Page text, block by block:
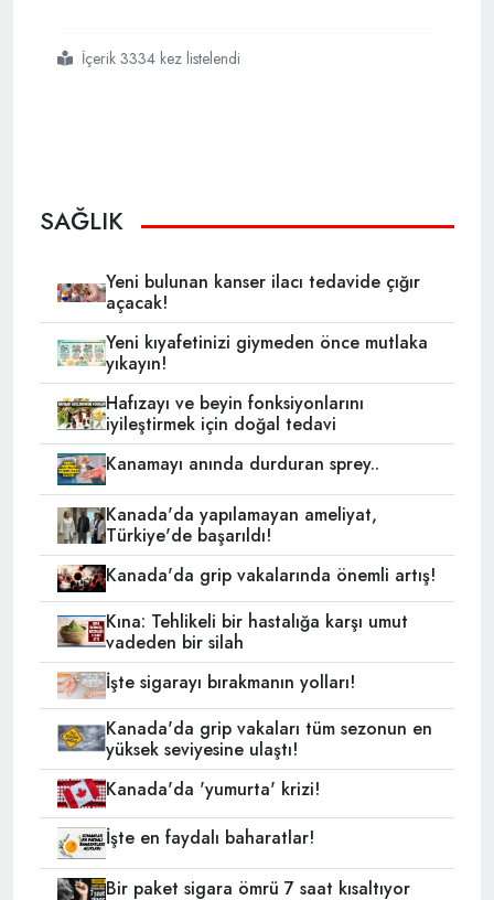
#tam
#da
#beni
#tarif
#ediyor
#diyeceğiniz
#hastalık
#fibromiyalji
İçerik 3334 kez listelendi
SAĞLIK
Yeni bulunan kanser ilacı tedavide çığır
açacak!
Yeni kıyafetinizi giymeden önce mutlaka
yıkayın!
Hafızayı ve beyin fonksiyonlarını
iyileştirmek için doğal tedavi
Kanamayı anında durduran sprey..
Kanada'da yapılamayan ameliyat,
Türkiye'de başarıldı!
Kanada'da grip vakalarında önemli artış!
Kına: Tehlikeli bir hastalığa karşı umut
vadeden bir silah
İşte sigarayı bırakmanın yolları!
Kanada'da grip vakaları tüm sezonun en
yüksek seviyesine ulaştı!
Kanada'da 'yumurta' krizi!
İşte en faydalı baharatlar!
Bir paket sigara ömrü 7 saat kısaltıyor